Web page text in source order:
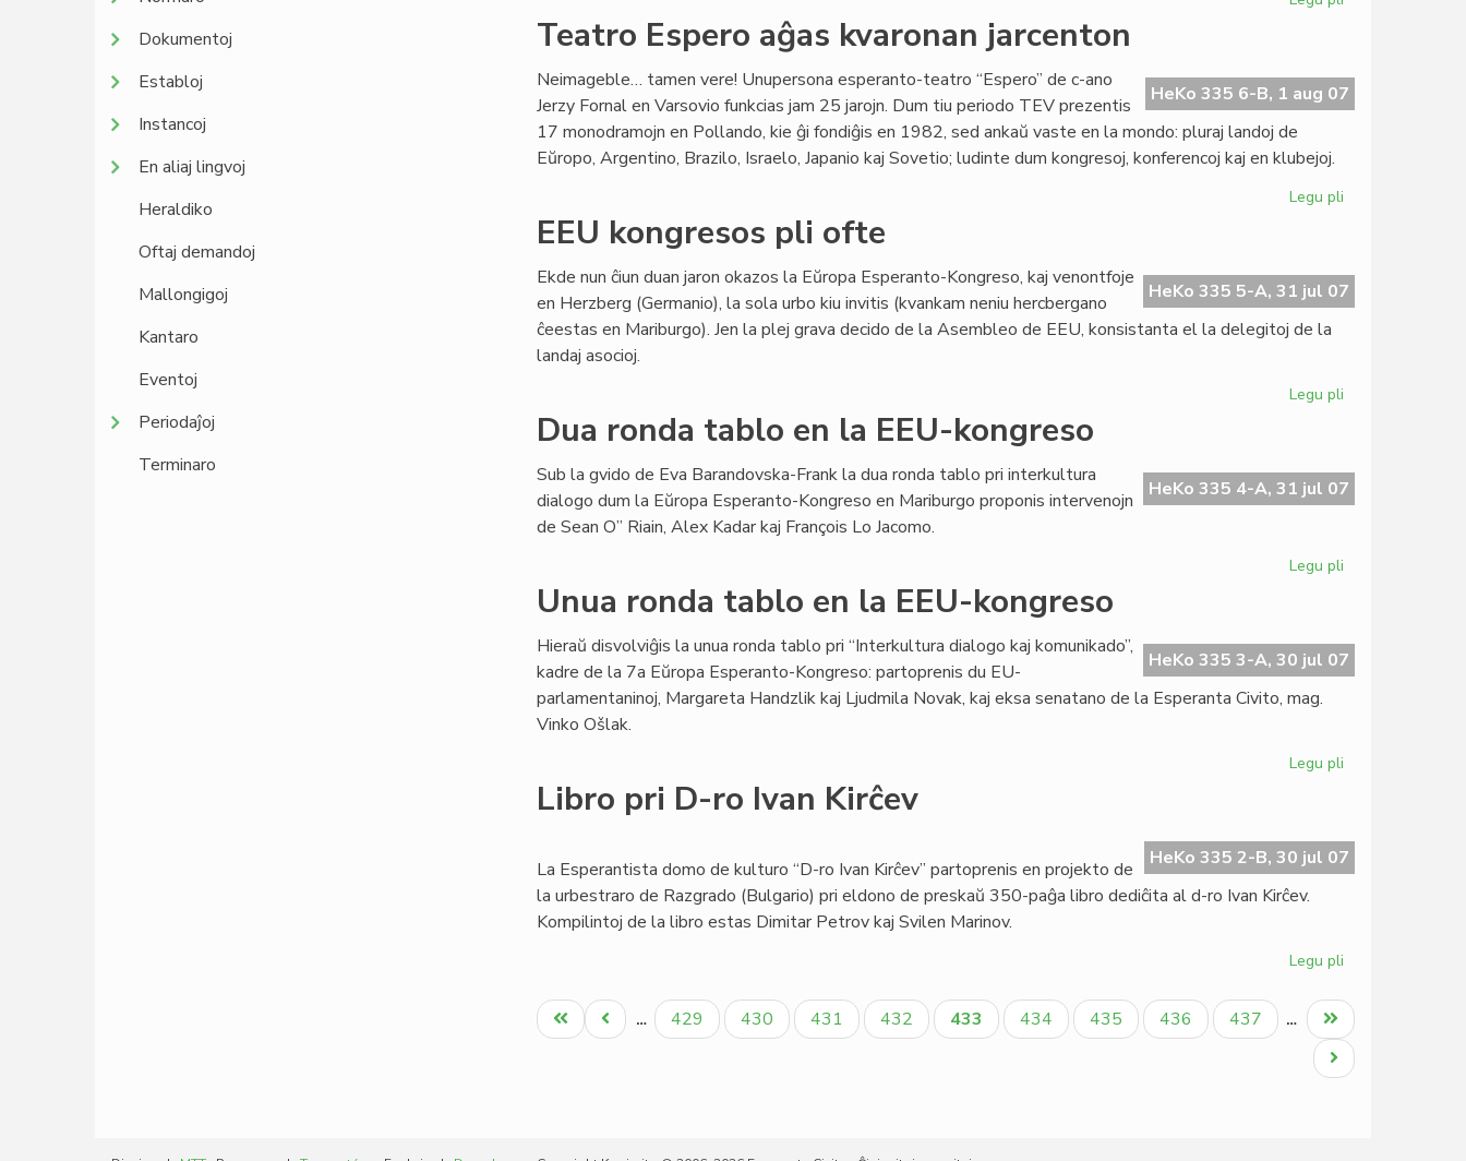
Teatro Espero aĝas kvaronan jarcenton
HeKo 335 6-B, 1 aug 07
Neimageble… tamen vere! Unupersona esperanto-teatro “Espero” de c-ano
Jerzy Fornal en Varsovio funkcias jam 25 jarojn. Dum tiu periodo TEV prezentis
17 monodramojn en Pollando, kie ĝi fondiĝis en 1982, sed ankaŭ vaste en la mondo: pluraj landoj de
Eŭropo, Argentino, Brazilo, Israelo, Japanio kaj Sovetio; ludinte dum kongresoj, konferencoj kaj en klubejoj.
Legu pli
kvaronan
jarcenton
EEU kongresos pli ofte
HeKo 335 5-A, 31 jul 07
Ekde nun ĉiun duan jaron okazos la Eŭropa Esperanto-Kongreso, kaj venontfoje
en Herzberg (Germanio), la sola urbo kiu invitis (kvankam neniu hercbergano
ĉeestas en Mariburgo). Jen la plej grava decido de la Asembleo de EEU, konsistanta el la delegitoj de la
landaj asocioj.
Legu pli
ofte
Dua ronda tablo en la EEU-kongreso
HeKo 335 4-A, 31 jul 07
Sub la gvido de Eva Barandovska-Frank la dua ronda tablo pri interkultura
dialogo dum la Eŭropa Esperanto-Kongreso en Mariburgo proponis intervenojn
de Sean O” Riain, Alex Kadar kaj François Lo Jacomo.
Legu pli
en
la
Unua ronda tablo en la EEU-kongreso
HeKo 335 3-A, 30 jul 07
Hieraŭ disvolviĝis la unua ronda tablo pri “Interkultura dialogo kaj komunikado”,
kadre de la 7a Eŭropa Esperanto-Kongreso: partoprenis du EU-
parlamentaninoj, Margareta Handzlik kaj Ljudmila Novak, kaj eksa senatano de la Esperanta Civito, mag.
Vinko Ošlak.
Legu pli
en
la
Libro pri D-ro Ivan Kirĉev
HeKo 335 2-B, 30 jul 07
La Esperantista domo de kulturo “D-ro Ivan Kirĉev” partoprenis en projekto de
la urbestraro de Razgrado (Bulgario) pri eldono de preskaŭ 350-paĝa libro dediĉita al d-ro Ivan Kirĉev.
Kompilintoj de la libro estas Dimitar Petrov kaj Svilen Marinov.
Legu pli
pri
D-
ro
Ivan
Pagination
Unua
paĝo
Antaŭa
paĝo
… Paĝo
429 Paĝo
430 Paĝo
431 Paĝo
432
Aktuala
paĝo
433 Paĝo
434 Paĝo
435 Paĝo
436 Paĝo
437 …
Last
page
Next
page
Dokumentoj
Establoj
Instancoj
En aliaj lingvoj
Heraldiko
Oftaj demandoj
Mallongigoj
Kantaro
Eventoj
Periodaĵoj
Terminaro